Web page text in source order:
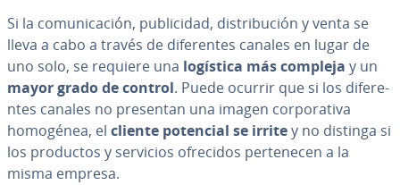
Si la co­mu­ni­ca­ción, pu­bli­ci­dad, di­s­tri­bu­ción y venta se
lleva a cabo a través de di­fe­re­n­tes canales en lugar de
uno solo, se requiere una logística más compleja y un
mayor grado de control. Puede ocurrir que si los di­fe­re­
n­tes canales no presentan una imagen co­r­po­ra­ti­va
homogénea, el cliente potencial se irritey no distinga si
los productos y servicios ofrecidos pe­r­te­ne­cen a la
misma empresa.